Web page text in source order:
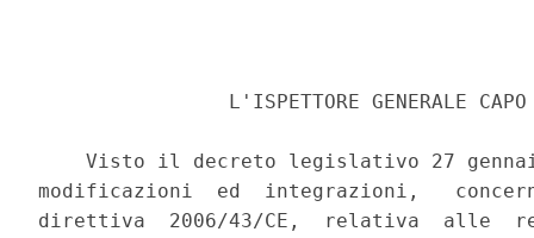
L'ISPETTORE GENERALE
Visto il decreto legislativo 27
modificazioni  ed  integrazioni,
direttiva  2006/43/CE,  relativa  alle